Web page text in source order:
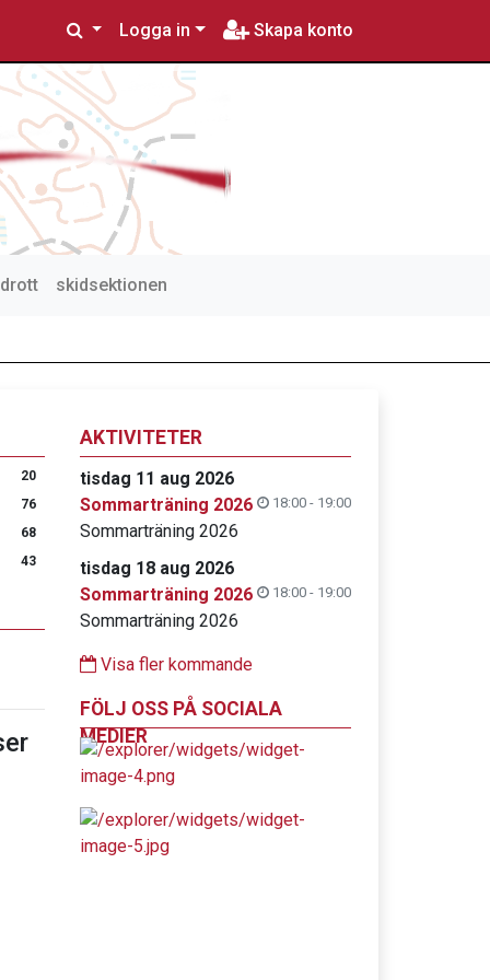
Logga in Skapa konto
skidsektionen
20
76
68
43
AKTIVITETER
tisdag 11 aug 2026
Sommarträning 2026
18:00 - 19:00
Sommarträning 2026
tisdag 18 aug 2026
Sommarträning 2026
18:00 - 19:00
Sommarträning 2026
Visa fler kommande
FÖLJ OSS PÅ SOCIALA
MEDIER